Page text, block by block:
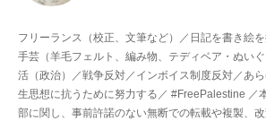
フリーランス（校正、文筆など）／日記を書き絵
手芸（羊毛フェルト、編み物、テディベア・ぬい
活（政治）／戦争反対／インボイス制度反対／あ
生思想に抗うために努力する／ #FreePalestine ／
部に関し、事前許諾のない無断での転載や複製、